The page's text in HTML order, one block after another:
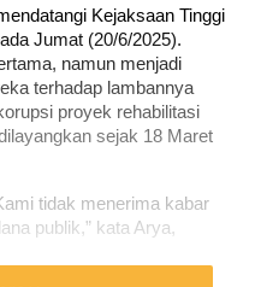
Kejaksaan Tinggi
Jumat (20/6/2025).
namun menjadi
terhadap lambannya
proyek rehabilitasi
sejak 18 Maret
tidak menerima kabar
publik,” kata Arya,